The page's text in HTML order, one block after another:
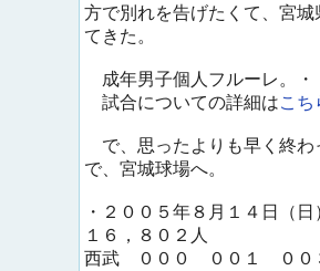
方で別れを告げたくて、宮
てきた。
成年男子個人フルーレ。・
試合についての詳細はこち
で、思ったよりも早く終わ
で、宮城球場へ。
・２００５年８月１４日（
１６，８０２人
西武 ０００ ００１ ００